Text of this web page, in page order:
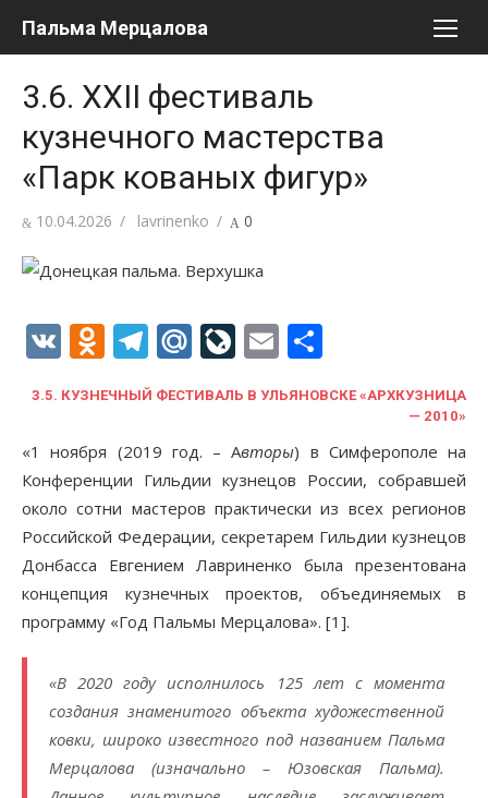
Пальма Мерцалова
3.6. XXII фестиваль
кузнечного мастерства
«Парк кованых фигур»
Опубликовано
10.04.2026 Автор
lavrinenko 0
VK Odnoklassniki
Telegram
Mail.Ru
LiveJournal
Email
3.5. КУЗНЕЧНЫЙ ФЕСТИВАЛЬ В УЛЬЯНОВСКЕ «АРХКУЗНИЦА
— 2010»
«1 ноября (2019 год. – Авторы) в Симферополе на
Конференции Гильдии кузнецов России, собравшей
около сотни мастеров практически из всех регионов
Российской Федерации, секретарем Гильдии кузнецов
Донбасса Евгением Лавриненко была презентована
концепция кузнечных проектов, объединяемых в
программу «Год Пальмы Мерцалова». [1].
«В 2020 году исполнилось 125 лет с момента
создания знаменитого объекта художественной
ковки, широко известного под названием Пальма
Мерцалова (изначально – Юзовская Пальма).